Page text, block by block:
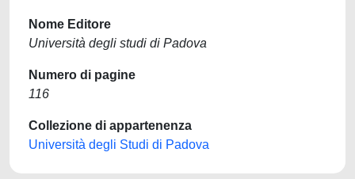
Nome Editore
Università degli studi di Padova
Numero di pagine
116
Collezione di appartenenza
Università degli Studi di Padova